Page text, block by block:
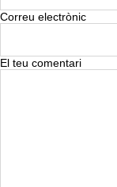
Correu electrònic
El teu comentari